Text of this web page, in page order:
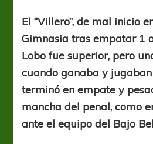
El “Villero”, de mal inicio
Gimnasia tras empatar 1
Lobo fue superior, pero
cuando ganaba y
terminó en empate y
mancha del penal, como
ante el equipo del Bajo